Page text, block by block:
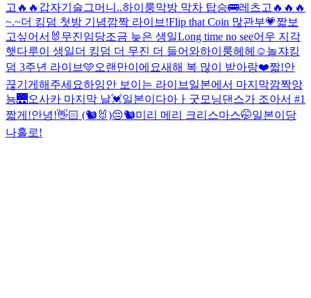
고🔥🔥 갑자기 슬그머니..하이룽막방 막차 탑승🚌레츠고🔥🔥🔥
~.~더 킹덤 첫방 기념깜짝 라이브!Flip that Coin 많관부💗짧보
고싶어서🐰 무진임당조금 늦은 생일Long time no see어우 지각
햇다루이 생일더 킹덤 더 무진 더 들어와하이룽헤헤☺️ 놀쟈킹
덤 3주년 라이브🩵오랜만이에요새해 복 많이 받아랑❤️짧!안
끊기게해주세요하잉안 보이는 라이브 일본에서 마지막깜짝앙
뇽🌉오사카 마지막 날💓일본이다아ㅏ 굿모닝댄스가 조아서 #1
짧게!안녕!👋🏻 (🐿️🐰)😔🐿️미리 메리 크리스마스🤭일본이당
나홀로!